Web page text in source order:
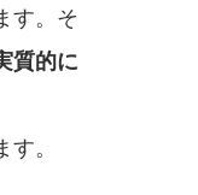
す。そ
質的に
。